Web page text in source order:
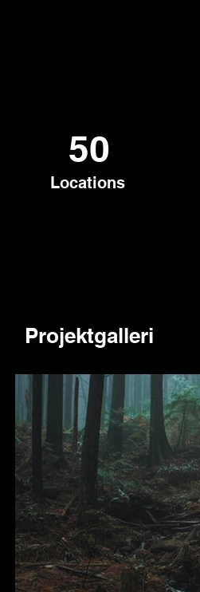
50
Locations
Projektgalleri